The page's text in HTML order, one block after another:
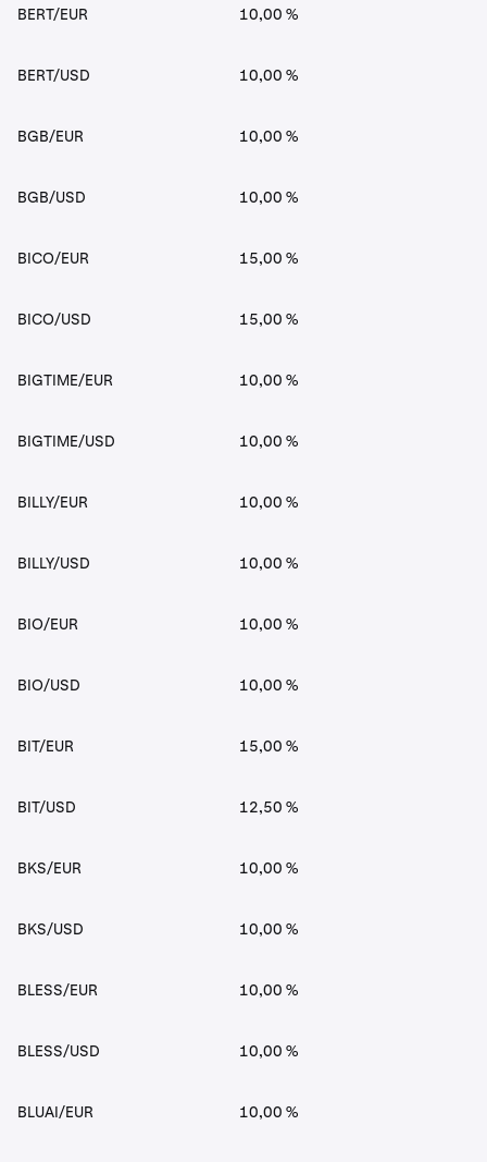
BERT/EUR 10,00 %
BERT/USD 10,00 %
BGB/EUR 10,00 %
BGB/USD 10,00 %
BICO/EUR 15,00 %
BICO/USD 15,00 %
BIGTIME/EUR 10,00 %
BIGTIME/USD 10,00 %
BILLY/EUR 10,00 %
BILLY/USD 10,00 %
BIO/EUR 10,00 %
BIO/USD 10,00 %
BIT/EUR 15,00 %
BIT/USD 12,50 %
BKS/EUR 10,00 %
BKS/USD 10,00 %
BLESS/EUR 10,00 %
BLESS/USD 10,00 %
BLUAI/EUR 10,00 %